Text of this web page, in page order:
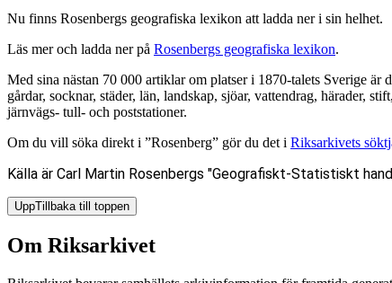
Nu finns Rosenbergs geografiska lexikon att ladda ner i sin helhet.
Läs mer och ladda ner på Rosenbergs geografiska lexikon.
Med sina nästan 70 000 artiklar om platser i 1870-talets Sverige
gårdar, socknar, städer, län, landskap, sjöar, vattendrag, härader,
järnvägs- tull- och poststationer.
Om du vill söka direkt i ”Rosenberg” gör du det i Riksarkivets
Källa är Carl Martin Rosenbergs "Geografiskt-Statistiskt
UppTillbaka till toppen
Om Riksarkivet